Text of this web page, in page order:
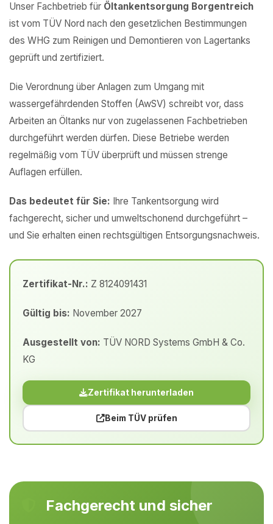
Unser Fachbetrieb für Öltankentsorgung Borgentreich
ist vom TÜV Nord nach den gesetzlichen Bestimmungen
des WHG zum Reinigen und Demontieren von Lagertanks
geprüft und zertifiziert.
Die Verordnung über Anlagen zum Umgang mit
wassergefährdenden Stoffen (AwSV) schreibt vor, dass
Arbeiten an Öltanks nur von zugelassenen Fachbetrieben
durchgeführt werden dürfen. Diese Betriebe werden
regelmäßig vom TÜV überprüft und müssen strenge
Auflagen erfüllen.
Das bedeutet für Sie: Ihre Tankentsorgung wird
fachgerecht, sicher und umweltschonend durchgeführt –
und Sie erhalten einen rechtsgültigen Entsorgungsnachweis.
Zertifikat-Nr.: Z 8124091431
Gültig bis: November 2027
Ausgestellt von: TÜV NORD Systems GmbH & Co.
KG
Zertifikat herunterladen
Beim TÜV prüfen
Fachgerecht und sicher